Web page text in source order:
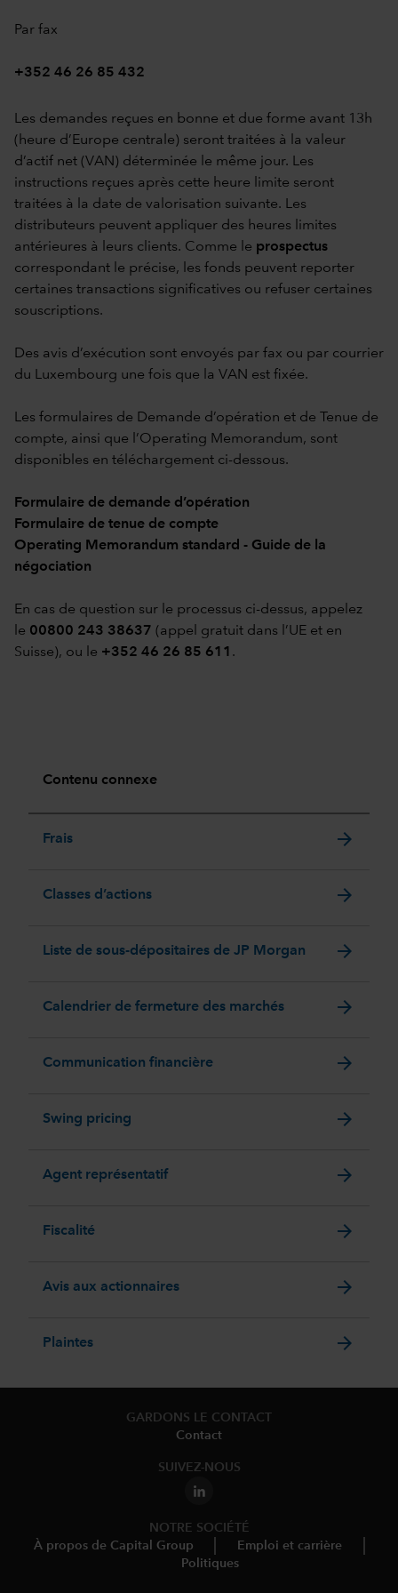
Par fax
+352 46 26 85 432
Les demandes reçues en bonne et due forme avant 13h
(heure d’Europe centrale) seront traitées à la valeur
d’actif net (VAN) déterminée le même jour. Les
instructions reçues après cette heure limite seront
traitées à la date de valorisation suivante. Les
distributeurs peuvent appliquer des heures limites
antérieures à leurs clients. Comme le prospectus
correspondant le précise, les fonds peuvent reporter
certaines transactions significatives ou refuser certaines
souscriptions.
Des avis d’exécution sont envoyés par fax ou par courrier
du Luxembourg une fois que la VAN est fixée.
Les formulaires de Demande d’opération et de Tenue de
compte, ainsi que l’Operating Memorandum, sont
disponibles en téléchargement ci-dessous.
Formulaire de demande d’opération
Formulaire de tenue de compte
Operating Memorandum standard - Guide de la
négociation
En cas de question sur le processus ci-dessus, appelez
le 00800 243 38637 (appel gratuit dans l’UE et en
Suisse), ou le +352 46 26 85 611 .
Contenu connexe
Frais arrow_forward
Classes d’actions arrow_forward
Liste de sous-dépositaires de JP Morgan arrow_forward
Calendrier de fermeture des marchés arrow_forward
Communication financière arrow_forward
Swing pricing arrow_forward
Agent représentatif arrow_forward
Fiscalité arrow_forward
Avis aux actionnaires arrow_forward
Plaintes arrow_forward
GARDONS LE CONTACT
Contact
SUIVEZ-NOUS
NOTRE SOCIÉTÉ
À propos de Capital Group
Emploi et carrière
Politiques